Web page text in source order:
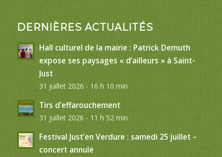
DERNIÈRES ACTUALITÉS
Hall culturel de la mairie : Patrick Demuth
expose ses paysages « d’ailleurs » à Saint-
Just
31 juillet 2026 - 16 h 10 min
Tirs d’effarouchement
31 juillet 2026 - 11 h 52 min
Festival Just’en Verdure : samedi 25 juillet –
concert annulé